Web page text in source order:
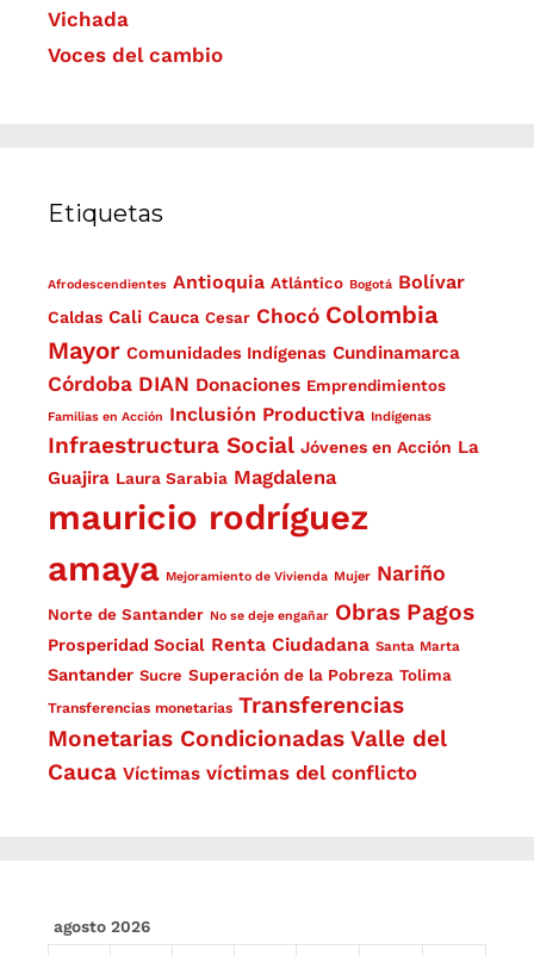
Vichada
Voces del cambio
Etiquetas
Afrodescendientes Antioquia Atlántico Bogotá Bolívar
Caldas Cali Cauca Cesar Chocó Colombia
Mayor Comunidades Indígenas Cundinamarca
Córdoba DIAN Donaciones Emprendimientos
Familias en Acción Inclusión Productiva Indígenas
Infraestructura Social Jóvenes en Acción La
Guajira Laura Sarabia Magdalena
mauricio rodríguez
amaya Mejoramiento de Vivienda Mujer Nariño
Norte de Santander No se deje engañar Obras Pagos
Prosperidad Social Renta Ciudadana Santa Marta
Santander Sucre Superación de la Pobreza Tolima
Transferencias monetarias Transferencias
Monetarias Condicionadas Valle del
Cauca Víctimas víctimas del conflicto
agosto 2026